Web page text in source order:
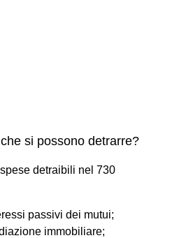
si possono detrarre?
detraibili nel 730
passivi dei mutui;
immobiliare;